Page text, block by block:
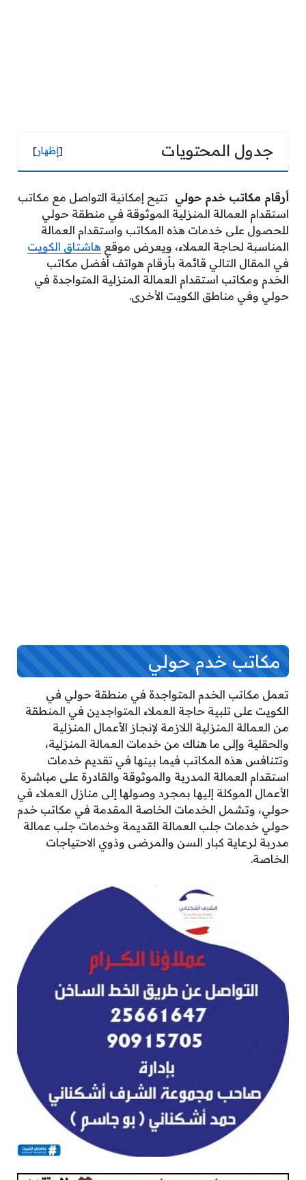
جدول المحتويات [إظهار]
أرقام مكاتب خدم حولي تتيح إمكانية التواصل مع مكاتب
استقدام العمالة المنزلية الموثوقة في منطقة حولي
للحصول على خدمات هذه المكاتب واستقدام العمالة
المناسبة لحاجة العملاء، ويعرض موقع هاشتاق الكويت
في المقال التالي قائمة بأرقام هواتف أفضل مكاتب
الخدم ومكاتب استقدام العمالة المنزلية المتواجدة في
حولي وفي مناطق الكويت الأخرى.
مكاتب خدم حولي
تعمل مكاتب الخدم المتواجدة في منطقة حولي في
الكويت على تلبية حاجة العملاء المتواجدين في المنطقة
من العمالة المنزلية اللازمة لإنجاز الأعمال المنزلية
والحقلية وإلى ما هناك من خدمات العمالة المنزلية،
وتتنافس هذه المكاتب فيما بينها في تقديم خدمات
استقدام العمالة المدربة والموثوقة والقادرة على مباشرة
الأعمال الموكلة إليها بمجرد وصولها إلى منازل العملاء في
حولي، وتشمل الخدمات الخاصة المقدمة في مكاتب خدم
حولي خدمات جلب العمالة القديمة وخدمات جلب عمالة
مدربة لرعاية كبار السن والمرضى وذوي الاحتياجات
الخاصة.